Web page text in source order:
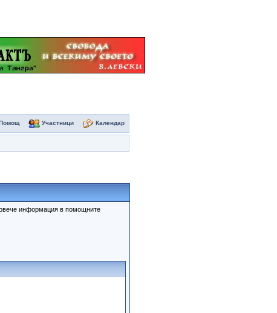
Помощ Участници Календар
информация в помощните